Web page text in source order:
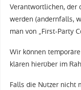
Verantwortlichen, der
werden (andernfalls,
man von „First-Party
Wir können
klären hierüber im
Falls die Nutzer nicht